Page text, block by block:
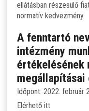
ellátásban részesülő
normatív kedvezmény.
A fenntartó
intézmény
értékelésének
Időpont: 2022. február
Elérhető itt